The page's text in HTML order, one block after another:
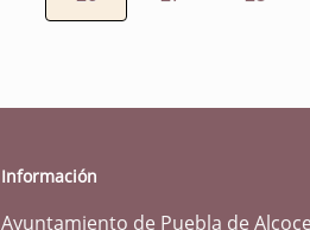
Información
Ayuntamiento de Puebla de